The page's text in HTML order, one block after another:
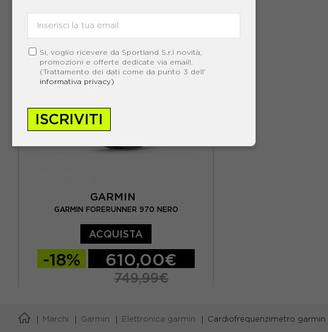
GARMIN
GARMIN FORERUNNER 970 NERO
ACQUISTA
-18% 610,00€
749,99€
Marchi Garmin Elettronica garmin Cardiofrequenzimetro garmin
Si, voglio ricevere da Sportland S.r.l novità,
promozioni e offerte dedicate via email!.
(Trattamento dei dati come da punto 3 dell'
informativa privacy)
ISCRIVITI